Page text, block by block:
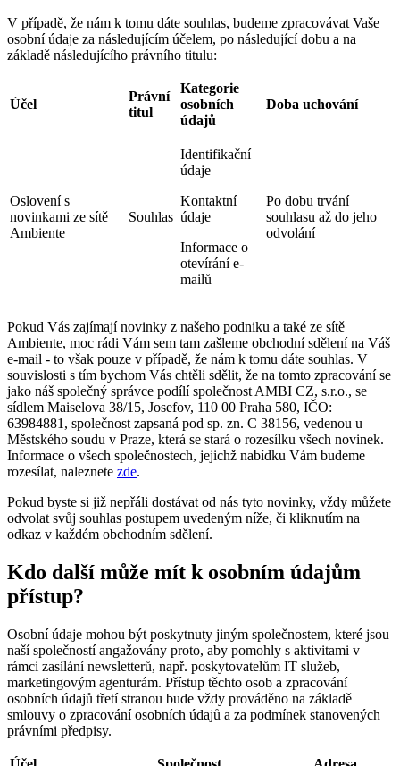
V případě, že nám k tomu dáte souhlas, budeme zpracovávat Vaše
osobní údaje za následujícím účelem, po následující dobu a na
základě následujícího právního titulu:
Účel
Právní
titul
Kategorie
osobních
údajů
Doba uchování
Oslovení s
novinkami ze sítě
Ambiente
Souhlas
Identifikační
údaje
Kontaktní
údaje
Informace o
otevírání e-
mailů
Po dobu trvání
souhlasu až do jeho
odvolání
Pokud Vás zajímají novinky z našeho podniku a také ze sítě
Ambiente, moc rádi Vám sem tam zašleme obchodní sdělení na Váš
e-mail - to však pouze v případě, že nám k tomu dáte souhlas. V
souvislosti s tím bychom Vás chtěli sdělit, že na tomto zpracování se
jako náš společný správce podílí společnost AMBI CZ, s.r.o., se
sídlem Maiselova 38/15, Josefov, 110 00 Praha 580, IČO:
63984881, společnost zapsaná pod sp. zn. C 38156, vedenou u
Městského soudu v Praze, která se stará o rozesílku všech novinek.
Informace o všech společnostech, jejichž nabídku Vám budeme
rozesílat, naleznete zde.
Pokud byste si již nepřáli dostávat od nás tyto novinky, vždy můžete
odvolat svůj souhlas postupem uvedeným níže, či kliknutím na
odkaz v každém obchodním sdělení.
Kdo další může mít k osobním údajům
přístup?
Osobní údaje mohou být poskytnuty jiným společnostem, které jsou
naší společností angažovány proto, aby pomohly s aktivitami v
rámci zasílání newsletterů, např. poskytovatelům IT služeb,
marketingovým agenturám. Přístup těchto osob a zpracování
osobních údajů třetí stranou bude vždy prováděno na základě
smlouvy o zpracování osobních údajů a za podmínek stanovených
právními předpisy.